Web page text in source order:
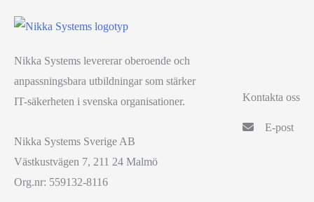
Nikka Systems levererar oberoende och
anpassningsbara utbildningar som stärker
IT-säkerheten i svenska organisationer.
Nikka Systems Sverige AB
Västkustvägen 7, 211 24 Malmö
Org.nr: 559132-8116
Kontakta oss
E-post